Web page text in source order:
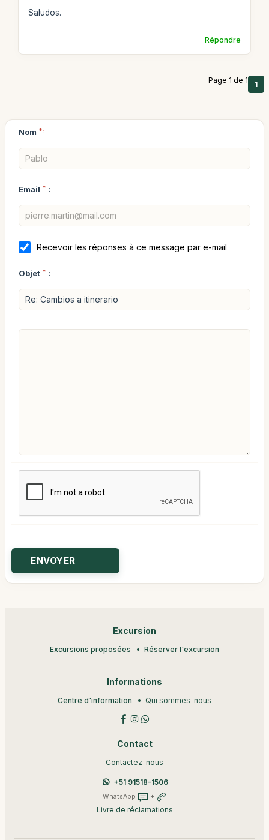
Saludos.
Répondre
Page 1 de 1 1
Nom *:
Email * :
Recevoir les réponses à ce message par e-mail
Objet * :
Excursion
Excursions proposées Réserver l'excursion
Informations
Centre d'information Qui sommes-nous
Contact
Contactez-nous
+51 91518-1506
WhatsApp +
Livre de réclamations